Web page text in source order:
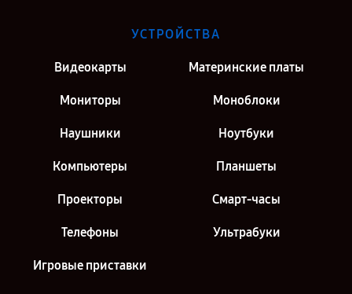
Ремонт телефона Asus ZenFone 2 Deluxe ZE551ML 128GB в г. Санкт-
УСТРОЙСТВА
Видеокарты Материнские платы
Мониторы Моноблоки
Наушники Ноутбуки
Компьютеры Планшеты
Проекторы Смарт-часы
Телефоны Ультрабуки
Игровые приставки